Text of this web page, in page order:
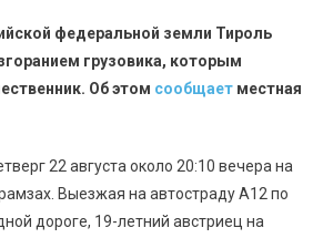
федеральной земли Тироль
грузовика, которым
Об этом сообщаетместная
22 августа около 20:10 вечера на
Выезжая на автостраду А12 по
дороге, 19-летний австриец на